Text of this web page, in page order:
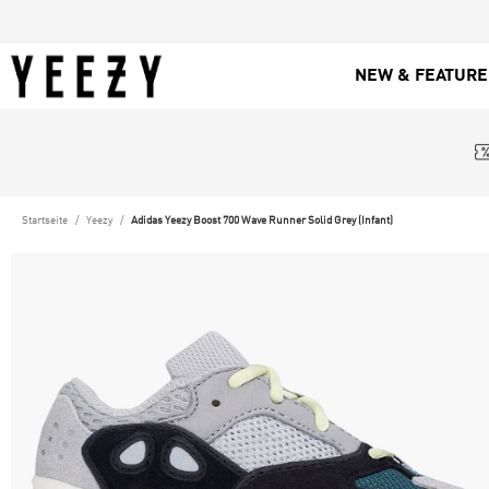
NEW &
Startseite Yeezy Adidas Yeezy Boost 700 Wave Runner Solid Grey (Infant)